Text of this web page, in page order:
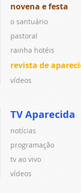
novena e festa
o santuário
pastoral
rainha hotéis
revista de
vídeos
TV Aparecida
notícias
programação
tv ao vivo
vídeos